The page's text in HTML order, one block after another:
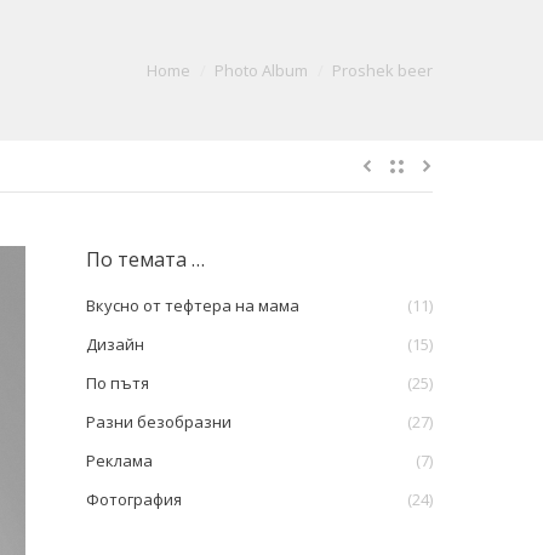
Home Photo Album Proshek beer
По темата …
Вкусно от тефтера на мама
(11)
Дизайн
(15)
По пътя
(25)
Разни безобразни
(27)
Реклама
(7)
Фотография
(24)